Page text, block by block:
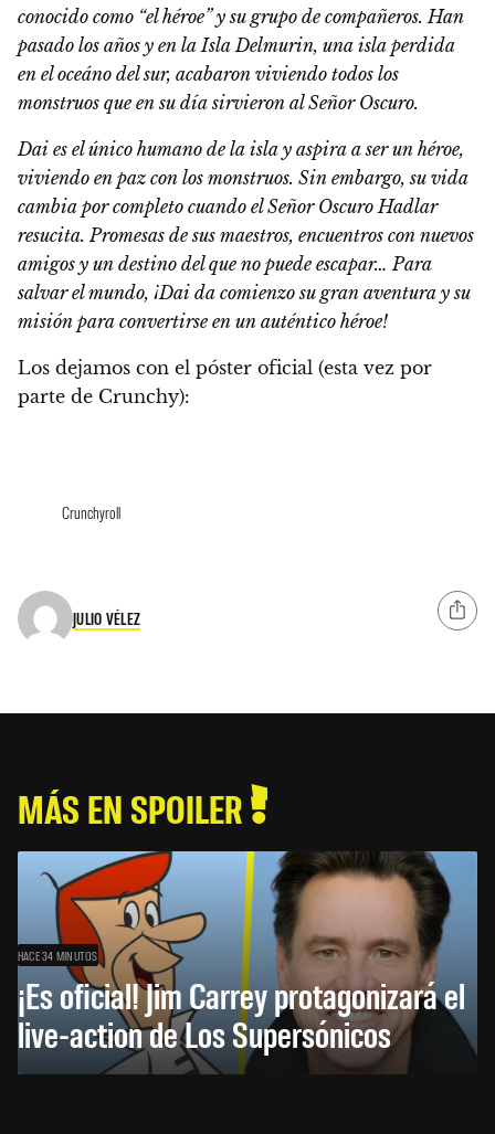
conocido como “el héroe” y su grupo de compañeros. Han
pasado los años y en la Isla Delmurin, una isla perdida
en el oceáno del sur, acabaron viviendo todos los
monstruos que en su día sirvieron al Señor Oscuro.
Dai es el único humano de la isla y aspira a ser un héroe,
viviendo en paz con los monstruos. Sin embargo, su vida
cambia por completo cuando el Señor Oscuro Hadlar
resucita. Promesas de sus maestros, encuentros con nuevos
amigos y un destino del que no puede escapar… Para
salvar el mundo, ¡Dai da comienzo su gran aventura y su
misión para convertirse en un auténtico héroe!
Los dejamos con el póster oficial (esta vez por
parte de Crunchy):
Crunchyroll
JULIO VÉLEZ
MÁS EN SPOILER
HACE 34 MINUTOS
¡Es oficial! Jim Carrey protagonizará el
live-action de Los Supersónicos